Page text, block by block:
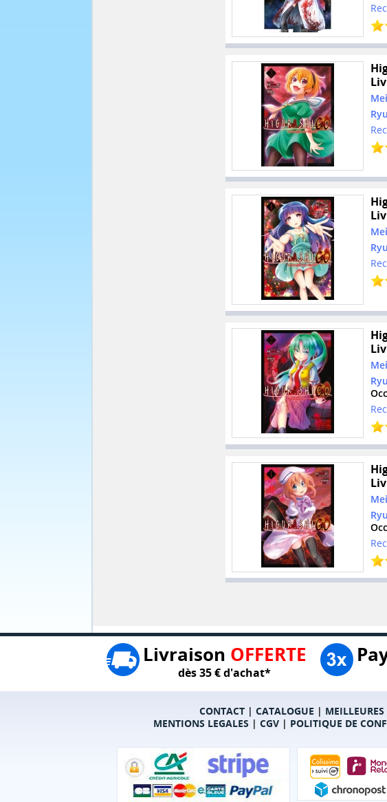
Livraison OFFERTE
dès 35 € d'achat*
CONTACT| CATALOGUE | MEILLEURES
MENTIONS LEGALES | CGV| POLITIQUE DE